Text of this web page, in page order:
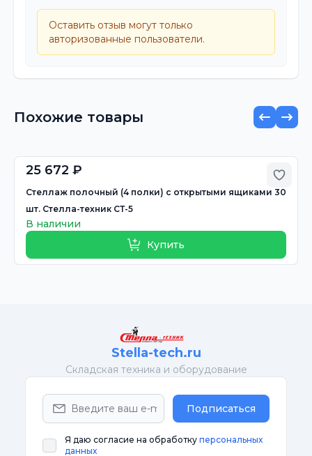
тяжелый инструмент.
Оставить отзыв могут только
авторизованные пользователи.
Похожие товары
в избранное
25 672 ₽
Стеллаж полочный (4 полки) с открытыми ящиками 30
шт. Стелла-техник СТ-5
В наличии
Купить
Stella-tech.ru
Cкладская техника и оборудование
Подписаться
Я даю согласие на обработку персональных
данных